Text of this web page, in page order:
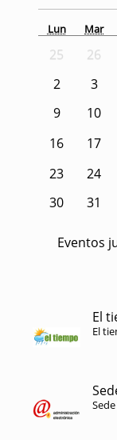
Lun Mar
25 26
2
3
9
10
16
17
23
24
30
31
Eventos
El
El